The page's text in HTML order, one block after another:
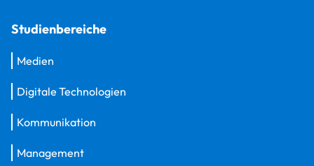
Studienbereiche
Medien
Digitale Technologien
Kommunikation
Management